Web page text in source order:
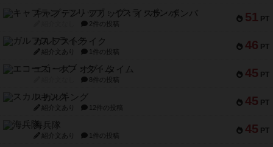
51 PT
キャプテン・フリップ：イスラ・ボンバ
2件の投稿
46 PT
ガルフストライク
紹介文あり 1件の投稿
45 PT
エコーズ・オブ・タイム
8件の投稿
45 PT
スカルキング
紹介文あり 12件の投稿
45 PT
海兵隊
紹介文あり 1件の投稿